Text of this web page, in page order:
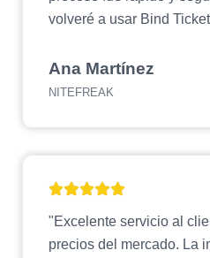
volveré a usar Bind
Ana Martínez
NITEFREAK
"Excelente servicio al
precios del mercado. La